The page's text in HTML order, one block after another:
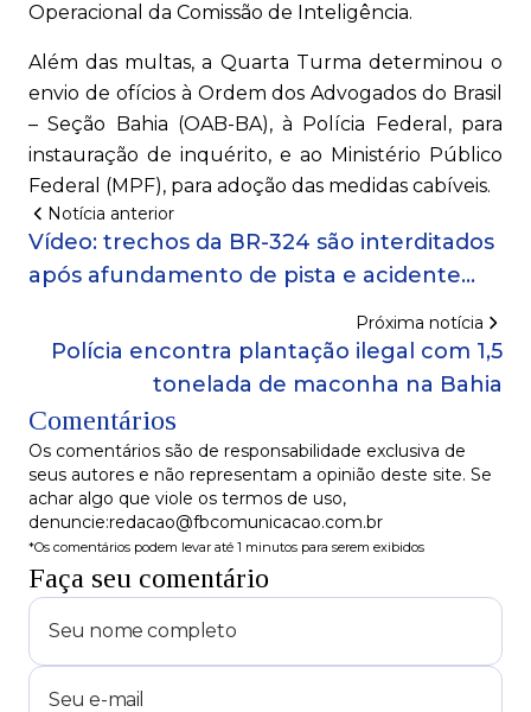
Operacional da Comissão de Inteligência.
Além das multas, a Quarta Turma determinou o
envio de ofícios à Ordem dos Advogados do Brasil
– Seção Bahia (OAB-BA), à Polícia Federal, para
instauração de inquérito, e ao Ministério Público
Federal (MPF), para adoção das medidas cabíveis.
Notícia anterior
Vídeo: trechos da BR-324 são interditados
após afundamento de pista e acidente
Próxima notícia
Polícia encontra plantação ilegal com 1,5
tonelada de maconha na Bahia
Comentários
Os comentários são de responsabilidade exclusiva de
seus autores e não representam a opinião deste site. Se
achar algo que viole os termos de uso,
denuncie:redacao@fbcomunicacao.com.br
*Os comentários podem levar até 1 minutos para serem exibidos
Faça seu comentário